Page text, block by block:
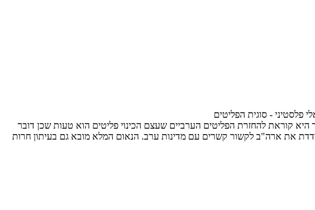
פלסטיני - סוגית הפליטים
המדינה כאשר היא קוראת להחזרת הפליטים הערביים שעצם הכינוי פליטים הוא טעות שכן דובר
את ארה"ב לקשור קשרים עם מדינות ערב. הנאום המלא מובא גם בעיתון חרות